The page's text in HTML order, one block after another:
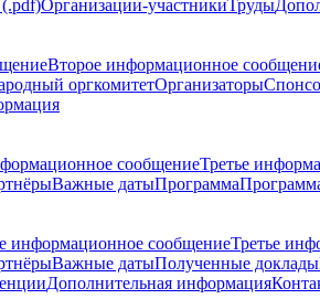
Организации-участникиТруды
Второе информационное
оргкомитетОрганизаторы
сообщениеТретье
Важные датыПрограмма
информационное сообщениеТретье
Важные датыПолученные доклады
Дополнительная информация